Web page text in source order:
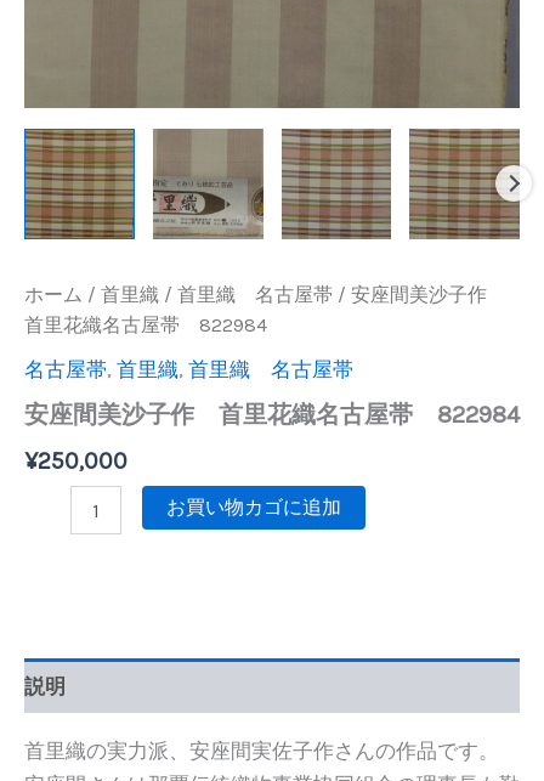
ホーム / 首里織 / 首里織 名古屋帯 / 安座間美沙子作
首里花織名古屋帯 822984
名古屋帯, 首里織, 首里織 名古屋帯
安座間美沙子作 首里花織名古屋帯 822984
¥250,000
お買い物カゴに追加
説明
首里織の実力派、安座間実佐子作さんの作品です。